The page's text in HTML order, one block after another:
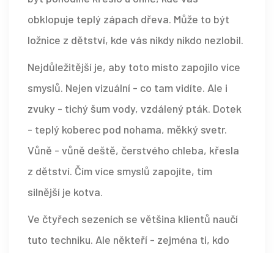
obklopuje teplý zápach dřeva. Může to být
ložnice z dětství, kde vás nikdy nikdo nezlobil.
Nejdůležitější je, aby toto místo zapojilo více
smyslů. Nejen vizuální - co tam vidíte. Ale i
zvuky - tichý šum vody, vzdálený pták. Dotek
- teplý koberec pod nohama, měkký svetr.
Vůně - vůně deště, čerstvého chleba, křesla
z dětství. Čím více smyslů zapojíte, tím
silnější je kotva.
Ve čtyřech sezeních se většina klientů naučí
tuto techniku. Ale někteří - zejména ti, kdo